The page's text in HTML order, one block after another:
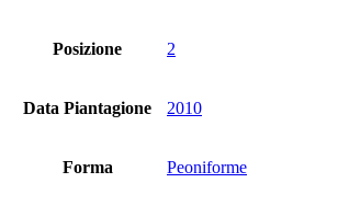
Posizione 2
Data Piantagione 2010
Forma Peoniforme